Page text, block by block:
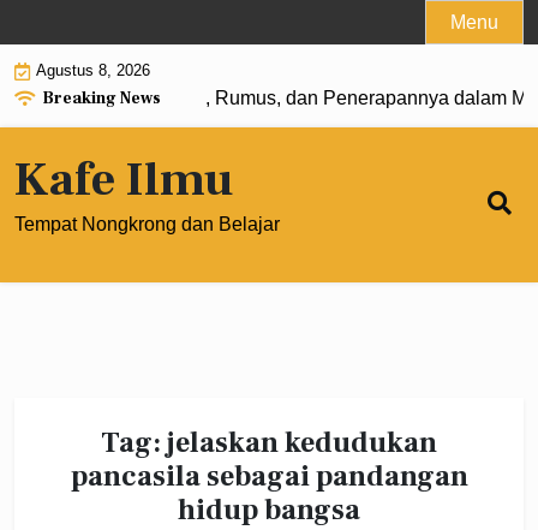
to
content
Menu
Agustus 8, 2026
Breaking News
0: Pengertian, Rumus, dan Penerapannya dalam
Kafe Ilmu
Tempat Nongkrong dan Belajar
Tag:jelaskan kedudukan
pancasila sebagai pandangan
hidup bangsa